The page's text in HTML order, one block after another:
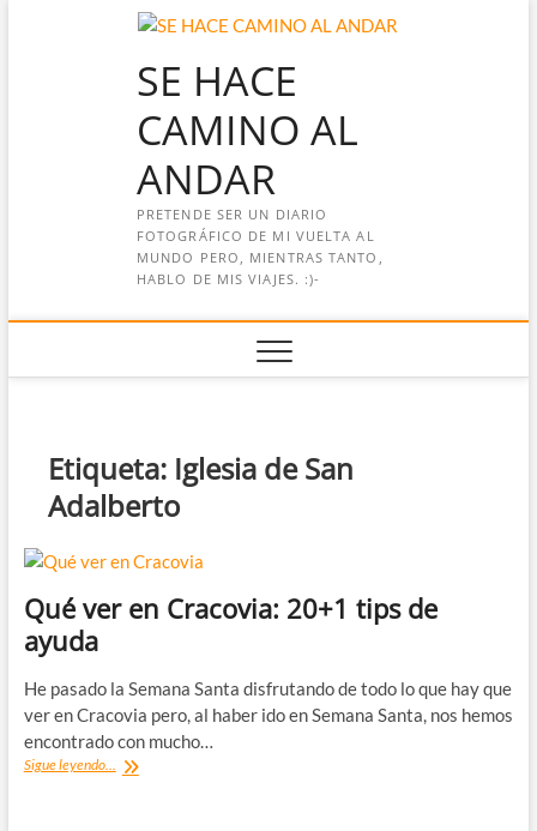
SE HACE
CAMINO AL
ANDAR
PRETENDE SER UN DIARIO
FOTOGRÁFICO DE MI VUELTA AL
MUNDO PERO, MIENTRAS TANTO,
HABLO DE MIS VIAJES. :)-
Etiqueta: Iglesia de San
Adalberto
Qué ver en Cracovia: 20+1 tips de
ayuda
He pasado la Semana Santa disfrutando de todo lo que hay que
ver en Cracovia pero, al haber ido en Semana Santa, nos hemos
encontrado con mucho…
Sigue leyendo... Qué